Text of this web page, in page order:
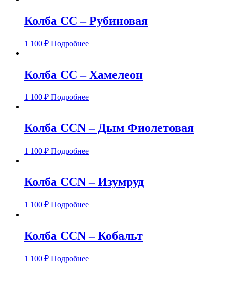
Колба CC – Рубиновая
1 100 ₽ Подробнее
Колба CC – Хамелеон
1 100 ₽ Подробнее
Колба CCN – Дым Фиолетовая
1 100 ₽ Подробнее
Колба CCN – Изумруд
1 100 ₽ Подробнее
Колба CCN – Кобальт
1 100 ₽ Подробнее